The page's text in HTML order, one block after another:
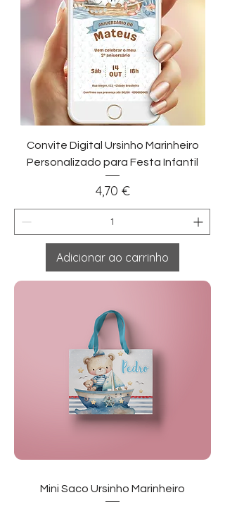
Convite Digital Ursinho Marinheiro
Personalizado para Festa Infantil
Preço
4,70 €
Adicionar ao carrinho
Mini Saco Ursinho Marinheiro